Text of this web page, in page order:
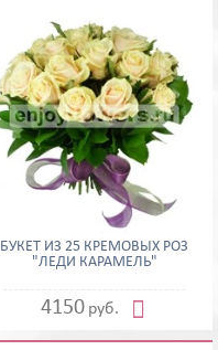
БУКЕТ ИЗ 25 КРЕМОВЫХ РОЗ
"ЛЕДИ КАРАМЕЛЬ"
4150 руб. 